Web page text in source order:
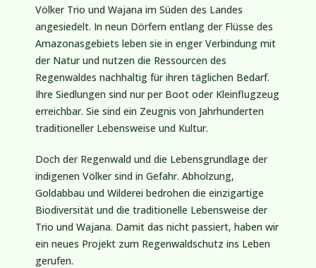
Völker Trio und Wajana im Süden des Landes
angesiedelt. In neun Dörfern entlang der Flüsse des
Amazonasgebiets leben sie in enger Verbindung mit
der Natur und nutzen die Ressourcen des
Regenwaldes nachhaltig für ihren täglichen Bedarf.
Ihre Siedlungen sind nur per Boot oder Kleinflugzeug
erreichbar. Sie sind ein Zeugnis von Jahrhunderten
traditioneller Lebensweise und Kultur.
Doch der Regenwald und die Lebensgrundlage der
indigenen Völker sind in Gefahr. Abholzung,
Goldabbau und Wilderei bedrohen die einzigartige
Biodiversität und die traditionelle Lebensweise der
Trio und Wajana. Damit das nicht passiert, haben wir
ein neues Projekt zum Regenwaldschutz ins Leben
gerufen.